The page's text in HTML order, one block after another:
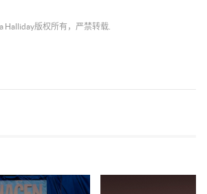
Halliday版权所有，严禁转载.